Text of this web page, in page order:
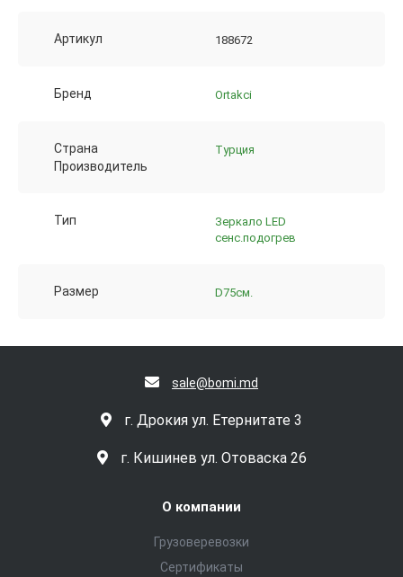
Артикул 188672
Бренд Ortakci
Страна
Производитель
Турция
Тип
Зеркало LED
сенс.подогрев
Размер D75см.
sale@bomi.md
г. Дрокия ул. Етернитате 3
г. Кишинев ул. Отоваска 26
О компании
Грузоверевозки
Сертификаты